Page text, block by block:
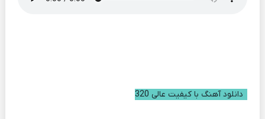
دانلود آهنگ با کیفیت عالی 320